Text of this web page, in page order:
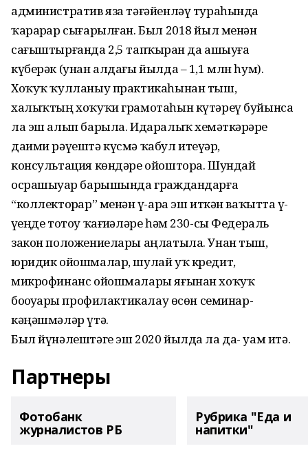
административ яза тәғәйенләү тураһында
ҡарарҙар сығарылған. Был 2018 йыл менән
сағыштырғанда 2,5 тапҡырҙан да ашыуға
күберәк (унан алдағы йылда – 1,1 млн һум).
Хоҡуҡ ҡулланыу практикаһынан тыш,
халыҡтың хоҡуҡи грамотаһын күтәреү буйынса
ла эш алып барыла. Идаралыҡ хеҙмәткәрҙәре
даими рәүештә күсмә ҡабул итеүҙәр,
консультация көндәре ойоштора. Шундай
осрашыуҙар барышында граждандарға
“коллекторҙар” менән үҙ-ара эш иткән ваҡытта үҙ-
үҙеңде тотоу ҡағиҙәләре һәм 230-сы Федераль
закон положениелары аңлатыла. Унан тыш,
юридик ойошмалар, шулай уҡ кредит,
микрофинанс ойошмалары яғынан хоҡуҡ
боҙоуҙарҙы профилактикалау өсөн семинар-
кәңәшмәләр үтә.
Был йүнәлештәге эш 2020 йылда ла да- уам итә.
Партнеры
Фотобанк
журналистов РБ
Рубрика "Еда и
напитки"